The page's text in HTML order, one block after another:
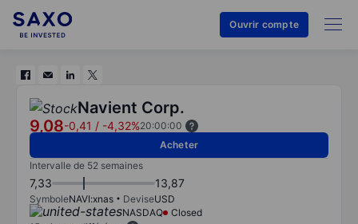
Ouvrir compte
Navient Corp.
9,08-0,41 / -4,32%20:00:00
Acheter
Intervalle de 52 semaines
7,33 13,87
SymboleNAVI:xnas DeviseUSD
NASDAQ
Closed